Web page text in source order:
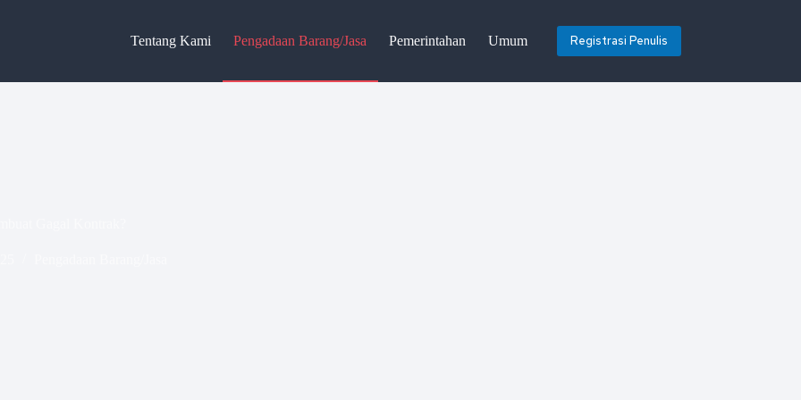
Tentang Kami Pengadaan Barang/Jasa Pemerintahan Umum Registrasi Penulis